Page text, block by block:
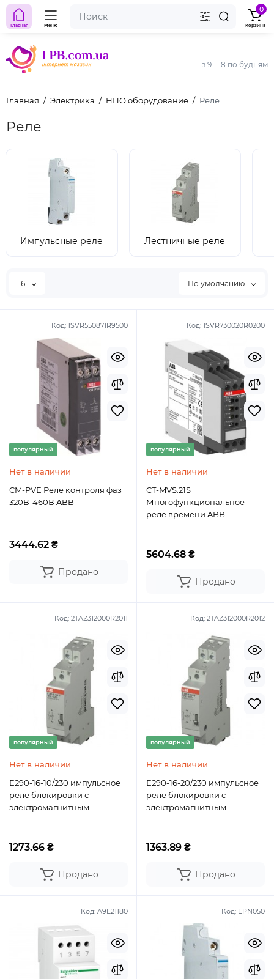
з 9 - 18 по будням
Главная Меню
0
Корзина
Главная Электрика НПО оборудование Реле
Реле
Импульсные реле Лестничные реле
16 По умолчанию
Код: 1SVR550871R9500
популярный
Нет в наличии
CM-PVE Реле контроля фаз
320В-460В ABB
3444.62 ₴
Продано
Код: 1SVR730020R0200
популярный
Нет в наличии
CT-MVS.21S
Многофункциональное
реле времени ABB
5604.68 ₴
Продано
Код: 2TAZ312000R2011
популярный
Нет в наличии
E290-16-10/230 импульсное
реле блокировки с
электромагнитным
1273.66 ₴
Продано
Код: 2TAZ312000R2012
популярный
Нет в наличии
E290-16-20/230 импульсное
реле блокировки с
электромагнитным
1363.89 ₴
Продано
Код: A9E21180 Код: EPN050